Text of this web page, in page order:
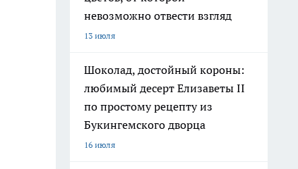
невозможно отвести взгляд
13 июля
Шоколад, достойный короны:
любимый десерт Елизаветы II
по простому рецепту из
Букингемского дворца
16 июля